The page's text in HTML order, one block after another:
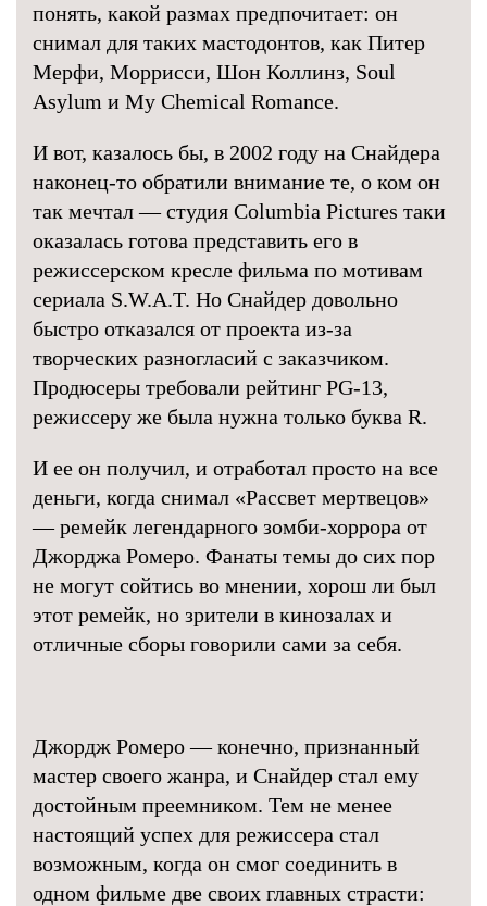
понять, какой размах предпочитает: он
снимал для таких мастодонтов, как Питер
Мерфи, Моррисси, Шон Коллинз, Soul
Asylum и My Chemical Romance.
И вот, казалось бы, в 2002 году на Снайдера
наконец-то обратили внимание те, о ком он
так мечтал — студия Columbia Pictures таки
оказалась готова представить его в
режиссерском кресле фильма по мотивам
сериала S.W.A.T. Но Снайдер довольно
быстро отказался от проекта из-за
творческих разногласий с заказчиком.
Продюсеры требовали рейтинг PG-13,
режиссеру же была нужна только буква R.
И ее он получил, и отработал просто на все
деньги, когда снимал «Рассвет мертвецов»
— ремейк легендарного зомби-хоррора от
Джорджа Ромеро. Фанаты темы до сих пор
не могут сойтись во мнении, хорош ли был
этот ремейк, но зрители в кинозалах и
отличные сборы говорили сами за себя.
Джордж Ромеро — конечно, признанный
мастер своего жанра, и Снайдер стал ему
достойным преемником. Тем не менее
настоящий успех для режиссера стал
возможным, когда он смог соединить в
одном фильме две своих главных страсти: